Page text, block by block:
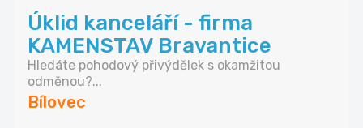
Úklid kanceláří - firma
KAMENSTAV Bravantice
Hledáte pohodový přivýdělek s okamžitou
odměnou?...
Bílovec